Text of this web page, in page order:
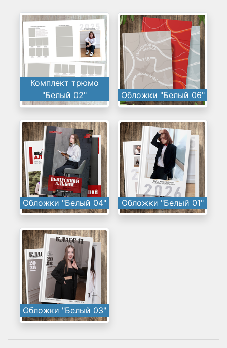
Комплект трюмо
"Белый 02"
Обложки "Белый 06"
Обложки "Белый 04" Обложки "Белый 01"
Обложки "Белый 03"